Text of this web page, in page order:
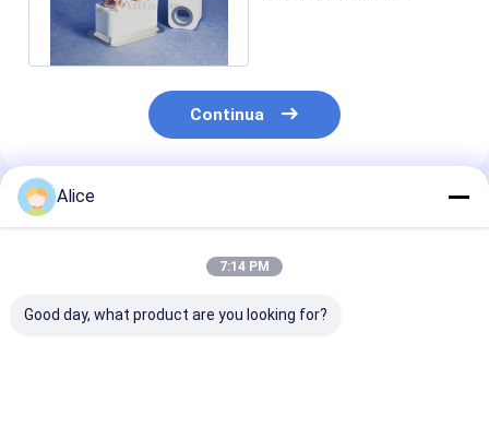
Continua
Prodotti Raccomandati
Alice
7:14 PM
Good day, what product are you looking for?